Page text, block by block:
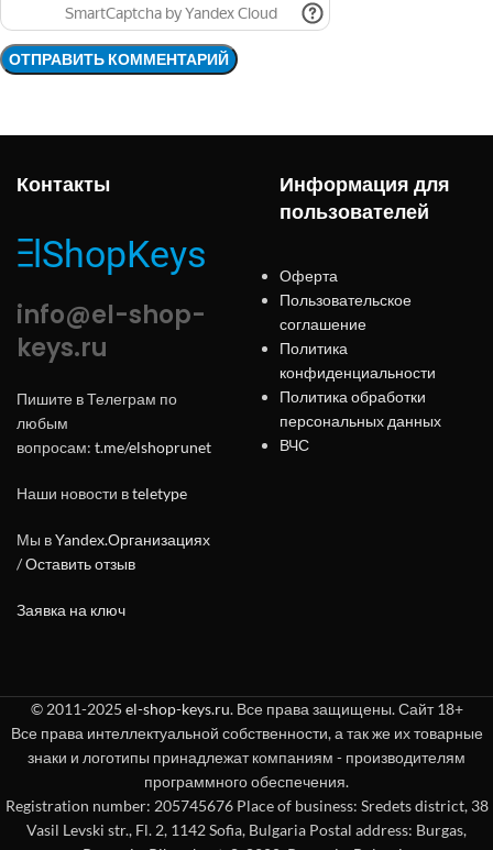
Контакты
info@el-shop-
keys.ru
Пишите в Телеграм по
любым
вопросам: t.me/elshoprunet
Наши новости вteletype
Мы вYandex.Организациях
/Оставить отзыв
Заявка на ключ
Информация для
пользователей
Оферта
Пользовательское
соглашение
Политика
конфиденциальности
Политика обработки
персональных данных
ВЧС
© 2011-2025 el-shop-keys.ru. Все права защищены. Сайт 18+
Все права интеллектуальной собственности, а так же их товарные
знаки и логотипы принадлежат компаниям - производителям
программного обеспечения.
Registration number: 205745676 Place of business: Sredets district, 38
Vasil Levski str., Fl. 2, 1142 Sofia, Bulgaria Postal address: Burgas,